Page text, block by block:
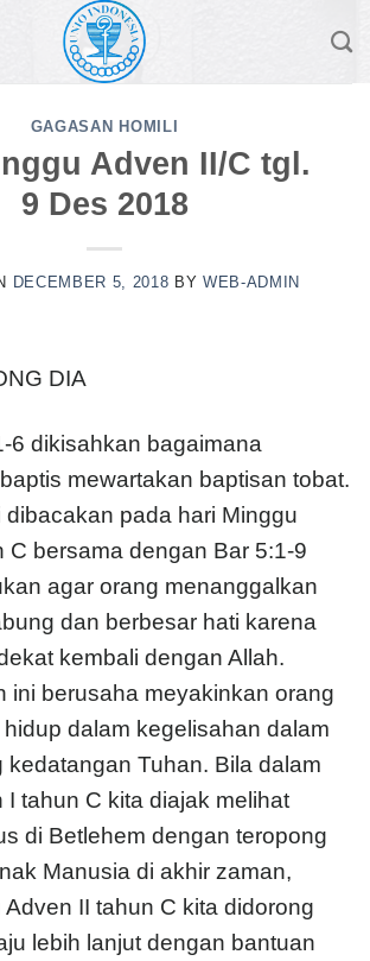
GAGASAN HOMILI
Adven II/C tgl.
9 Des 2018
DECEMBER 5, 2018 BYWEB-ADMIN
DIA
6 dikisahkan bagaimana
mewartakan baptisan tobat.
dibacakan pada hari Minggu
C bersama dengan Bar 5:1-9
agar orang menang­galkan
dan berbesar hati karena
kembali dengan Allah.
ini berusaha meyakinkan orang
dalam kegelisahan dalam
kedatangan Tuhan. Bila dalam
I tahun C kita diajak melihat
di Betlehem dengan teropong
Manusia di akhir zaman,
II tahun C kita didorong
lebih lanjut dengan bantuan